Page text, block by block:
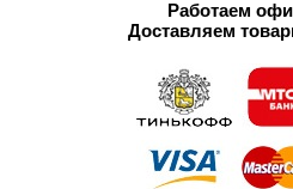
Работаем
Доставляем